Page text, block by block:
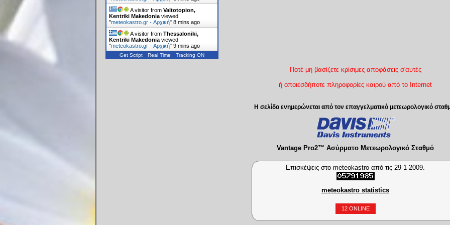
A visitor fromValtotopion,
Kentriki Makedonia viewed
"meteokastro.gr - Αρχική"8 mins ago
A visitor fromThessaloniki,
Kentriki Makedonia viewed
"meteokastro.gr - Αρχική"9 mins ago
Get Script Real Time Tracking ON
Ποτέ μη βασίζετε κρίσιμες αποφάσεις σ'αυτές
ή οποιεσδήποτε πληροφορίες καιρού από το Internet
Η σελίδα ενημερώνεται από τον επαγγελματικό μετεωρολογικό
Vantage Pro2™ Ασύρματο Μετεωρολογικό Σταθμό
Επισκέψεις στο meteokastro από τις 29-1-2009.
meteokastro statistics
12 ONLINE